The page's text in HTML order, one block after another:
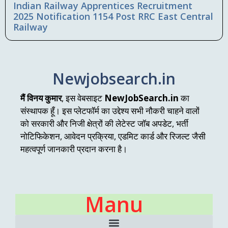
Indian Railway Apprentices Recruitment
2025 Notification 1154 Post RRC East Central
Railway
Newjobsearch.in
मैं विनय कुमार, इस वेबसाइट NewJobSearch.inका
संस्थापक हूँ। इस प्लेटफॉर्म का उद्देश्य सभी नौकरी चाहने वालों
को सरकारी और निजी क्षेत्रों की लेटेस्ट जॉब अपडेट, भर्ती
नोटिफिकेशन, आवेदन प्रक्रिया, एडमिट कार्ड और रिजल्ट जैसी
महत्वपूर्ण जानकारी प्रदान करना है।
Manu